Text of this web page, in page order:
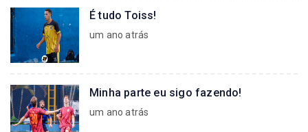
É tudo Toiss!
um ano atrás
Minha parte eu sigo fazendo!
um ano atrás